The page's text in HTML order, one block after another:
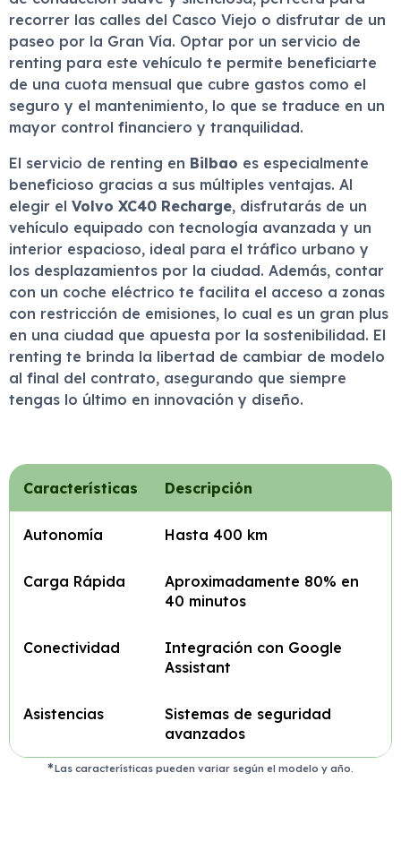
recorrer las calles del Casco Viejo o disfrutar de un
paseo por la Gran Vía. Optar por un servicio de
renting para este vehículo te permite beneficiarte
de una cuota mensual que cubre gastos como el
seguro y el mantenimiento, lo que se traduce en un
mayor control financiero y tranquilidad.
El servicio de renting en Bilbao es especialmente
beneficioso gracias a sus múltiples ventajas. Al
elegir el Volvo XC40 Recharge, disfrutarás de un
vehículo equipado con tecnología avanzada y un
interior espacioso, ideal para el tráfico urbano y
los desplazamientos por la ciudad. Además, contar
con un coche eléctrico te facilita el acceso a zonas
con restricción de emisiones, lo cual es un gran plus
en una ciudad que apuesta por la sostenibilidad. El
renting te brinda la libertad de cambiar de modelo
al final del contrato, asegurando que siempre
tengas lo último en innovación y diseño.
Características Descripción
Autonomía Hasta 400 km
Carga Rápida
Aproximadamente 80% en
40 minutos
Conectividad
Integración con Google
Assistant
Asistencias
Sistemas de seguridad
avanzados
Las características pueden variar según el modelo y año.